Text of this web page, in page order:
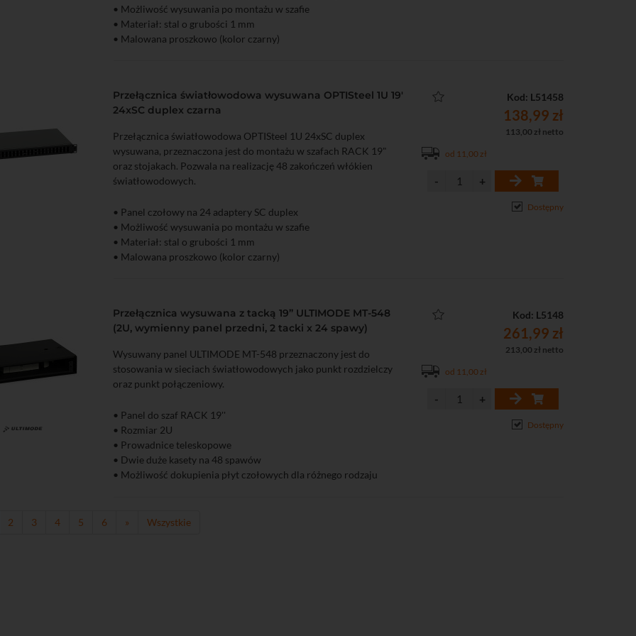
• Możliwość wysuwania po montażu w szafie
• Materiał: stal o grubości 1 mm
• Malowana proszkowo (kolor czarny)
Przełącznica światłowodowa wysuwana OPTISteel 1U 19'
24xSC duplex czarna
Przełącznica światłowodowa OPTISteel 1U 24xSC duplex
wysuwana, przeznaczona jest do montażu w szafach RACK 19"
oraz stojakach. Pozwala na realizację 48 zakończeń włókien
światłowodowych.
• Panel czołowy na 24 adaptery SC duplex
• Możliwość wysuwania po montażu w szafie
• Materiał: stal o grubości 1 mm
• Malowana proszkowo (kolor czarny)
Kod: L51458
138,99 zł
113,00 zł netto
od 11,00 zł
Dostępny
Przełącznica wysuwana z tacką 19” ULTIMODE MT-548
(2U, wymienny panel przedni, 2 tacki x 24 spawy)
Wysuwany panel ULTIMODE MT-548 przeznaczony jest do
stosowania w sieciach światłowodowych jako punkt rozdzielczy
oraz punkt połączeniowy.
• Panel do szaf RACK 19''
• Rozmiar 2U
• Prowadnice teleskopowe
• Dwie duże kasety na 48 spawów
• Możliwość dokupienia płyt czołowych dla różnego rodzaju
• Duże prowadnice to prowadzenia zapasu tub/włókien
Kod: L5148
261,99 zł
213,00 zł netto
od 11,00 zł
Dostępny
2 3 4 5 6 » Wszystkie